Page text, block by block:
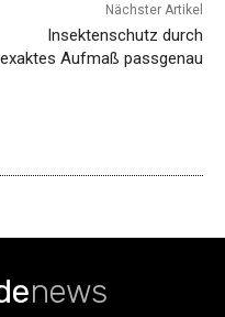
Nächster Artikel
Insektenschutz durch
exaktes Aufmaß passgenau
news